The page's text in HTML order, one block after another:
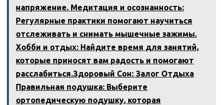
напряжение. Медитация и осознанность:
Регулярные практики помогают научиться
отслеживать и снимать мышечные зажимы.
Хобби и отдых: Найдите время для занятий,
которые приносят вам радость и помогают
расслабиться.Здоровый Сон: Залог Отдыха
Правильная подушка: Выберите
ортопедическую подушку, которая